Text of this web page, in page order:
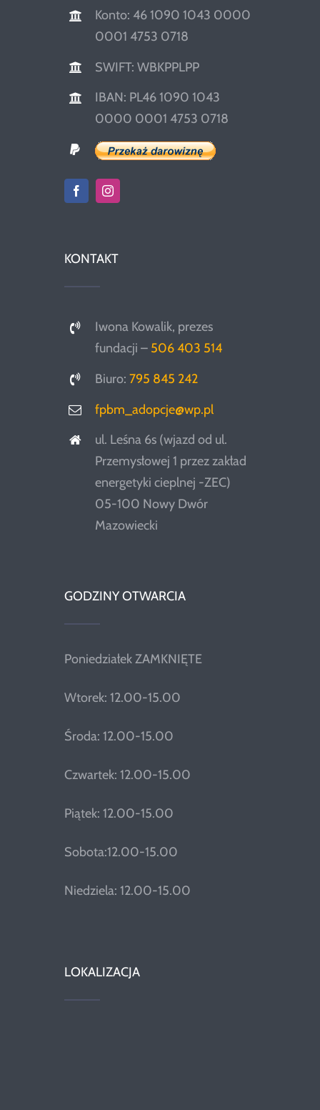
Konto: 46 1090 1043 0000
0001 4753 0718
SWIFT: WBKPPLPP
IBAN: PL46 1090 1043
0000 0001 4753 0718
KONTAKT
Iwona Kowalik, prezes
fundacji – 506 403 514
Biuro:795 845 242
fpbm_adopcje@wp.pl
ul. Leśna 6s (wjazd od ul.
Przemysłowej 1 przez zakład
energetyki cieplnej -ZEC)
05-100 Nowy Dwór
Mazowiecki
GODZINY OTWARCIA
Poniedziałek ZAMKNIĘTE
Wtorek: 12.00-15.00
Środa: 12.00-15.00
Czwartek: 12.00-15.00
Piątek: 12.00-15.00
Sobota:12.00-15.00
Niedziela: 12.00-15.00
LOKALIZACJA